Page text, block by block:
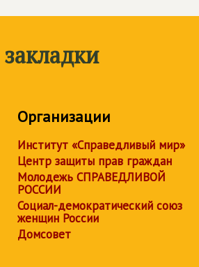
Организации
Институт «Справедливый мир»
Центр защиты прав граждан
Молодежь СПРАВЕДЛИВОЙ
РОССИИ
Социал-демократический союз
женщин России
Домсовет